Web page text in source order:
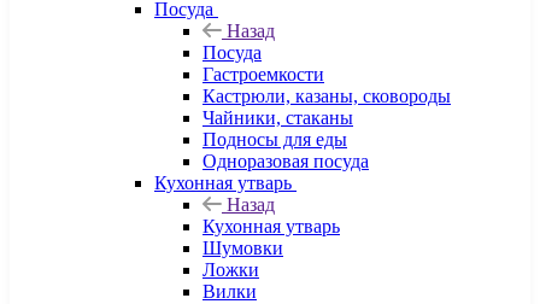
Посуда
Назад
Посуда
Гастроемкости
Кастрюли, казаны, сковороды
Чайники, стаканы
Подносы для еды
Одноразовая посуда
Кухонная утварь
Назад
Кухонная утварь
Шумовки
Ложки
Вилки